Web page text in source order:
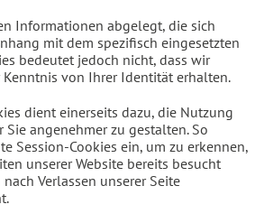
Informationen abgelegt, die sich
mit dem spezifisch eingesetzten
bedeutet jedoch nicht, dass wir
von Ihrer Identität erhalten.
dient einerseits dazu, die Nutzung
Sie angenehmer zu gestalten. So
Session-Cookies ein, um zu erkennen,
unserer Website bereits besucht
Verlassen unserer Seite